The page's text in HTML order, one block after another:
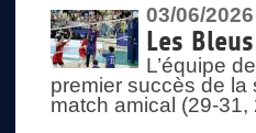
03/06/2026
Les
L’équipe
premier succès de la
match amical (29-